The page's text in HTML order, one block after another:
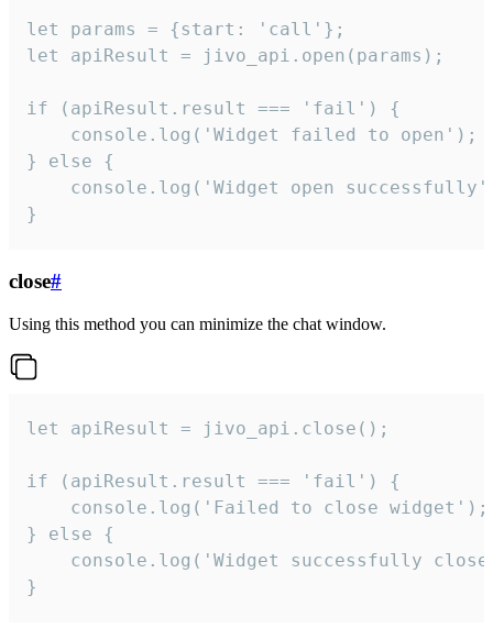
let params = {start: 'call'};
let apiResult = jivo_api.open(params);
if (apiResult.result === 'fail') {
    console.log('Widget failed to open');
} else {
console.log('Widget open
}
close#
Using this method you can minimize the chat window.
let apiResult = jivo_api.close();
if (apiResult.result === 'fail') {
    console.log('Failed to close widget');
} else {
console.log('Widget successfully
}